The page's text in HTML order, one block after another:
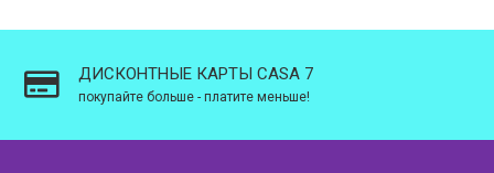
ДИСКОНТНЫЕ КАРТЫ CASA 7
покупайте больше - платите меньше!